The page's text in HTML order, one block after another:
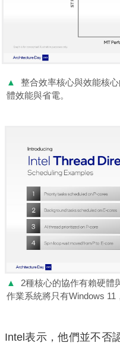
▲
整合效率核心與效能核
體效能與省電。
▲
2種核心的協作有賴硬體
作業系統將只有Windows 11
Intel表示，他們並不否